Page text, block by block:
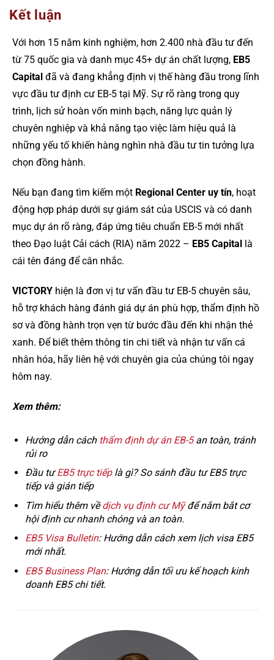
Kết luận
Với hơn 15 năm kinh nghiệm, hơn 2.400 nhà đầu tư đến
từ 75 quốc gia và danh mục 45+ dự án chất lượng, EB5
Capital đã và đang khẳng định vị thế hàng đầu trong lĩnh
vực đầu tư định cư EB-5 tại Mỹ. Sự rõ ràng trong quy
trình, lịch sử hoàn vốn minh bạch, năng lực quản lý
chuyên nghiệp và khả năng tạo việc làm hiệu quả là
những yếu tố khiến hàng nghìn nhà đầu tư tin tưởng lựa
chọn đồng hành.
Nếu bạn đang tìm kiếm một Regional Center uy tín, hoạt
động hợp pháp dưới sự giám sát của USCIS và có danh
mục dự án rõ ràng, đáp ứng tiêu chuẩn EB-5 mới nhất
theo Đạo luật Cải cách (RIA) năm 2022 – EB5 Capital là
cái tên đáng để cân nhắc.
VICTORY hiện là đơn vị tư vấn đầu tư EB-5 chuyên sâu,
hỗ trợ khách hàng đánh giá dự án phù hợp, thẩm định hồ
sơ và đồng hành trọn vẹn từ bước đầu đến khi nhận thẻ
xanh. Để biết thêm thông tin chi tiết và nhận tư vấn cá
nhân hóa, hãy liên hệ với chuyên gia của chúng tôi ngay
hôm nay.
Xem thêm:
Hướng dẫn cách thẩm định dự án EB-5an toàn, tránh
rủi ro
Đầu tưEB5 trực tiếplà gì? So sánh đầu tư EB5 trực
tiếp và gián tiếp
Tìm hiểu thêm vềdịch vụ định cư Mỹđể nắm bắt cơ
hội định cư nhanh chóng và an toàn.
EB5 Visa Bulletin: Hướng dẫn cách xem lịch visa EB5
mới nhất.
EB5 Business Plan: Hướng dẫn tối ưu kế hoạch kinh
doanh EB5 chi tiết.